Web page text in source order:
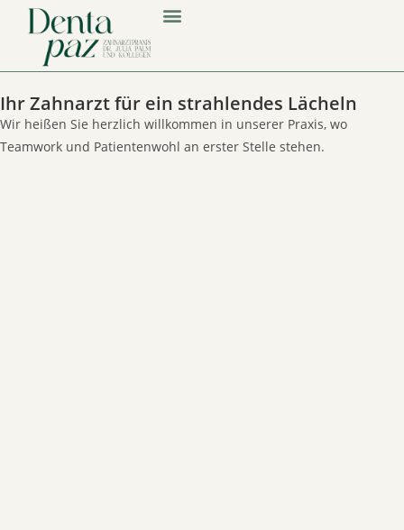
Ihr Zahnarzt für ein strahlendes Lächeln
Wir heißen Sie herzlich willkommen in unserer Praxis, wo
Teamwork und Patientenwohl an erster Stelle stehen.